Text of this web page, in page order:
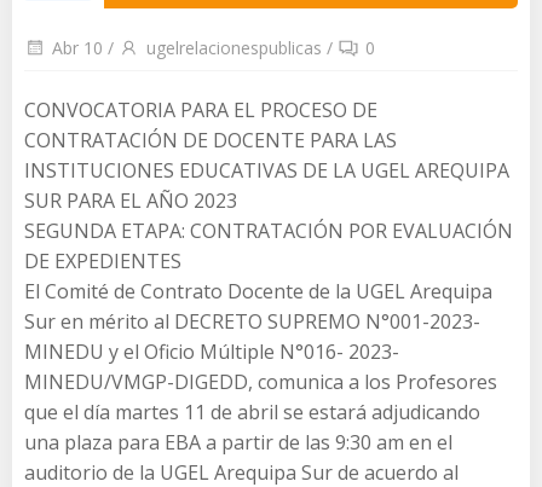
Abr 10 / ugelrelacionespublicas / 0
CONVOCATORIA PARA EL PROCESO DE
CONTRATACIÓN DE DOCENTE PARA LAS
INSTITUCIONES EDUCATIVAS DE LA UGEL AREQUIPA
SUR PARA EL AÑO 2023
SEGUNDA ETAPA: CONTRATACIÓN POR EVALUACIÓN
DE EXPEDIENTES
El Comité de Contrato Docente de la UGEL Arequipa
Sur en mérito al DECRETO SUPREMO N°001-2023-
MINEDU y el Oficio Múltiple N°016- 2023-
MINEDU/VMGP-DIGEDD, comunica a los Profesores
que el día martes 11 de abril se estará adjudicando
una plaza para EBA a partir de las 9:30 am en el
auditorio de la UGEL Arequipa Sur de acuerdo al